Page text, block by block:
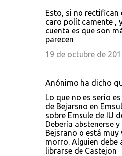
Esto, si no rectifican
caro políticamente ,
cuenta es que son
parecen
19 de octubre de
Anónimo ha dicho
Lo que no es serio
de Bejarsno en
sobre Emsule de IU
Debería abstenerse
Bejsrano o está muy
morro. Alguien debe
librarse de Castejon